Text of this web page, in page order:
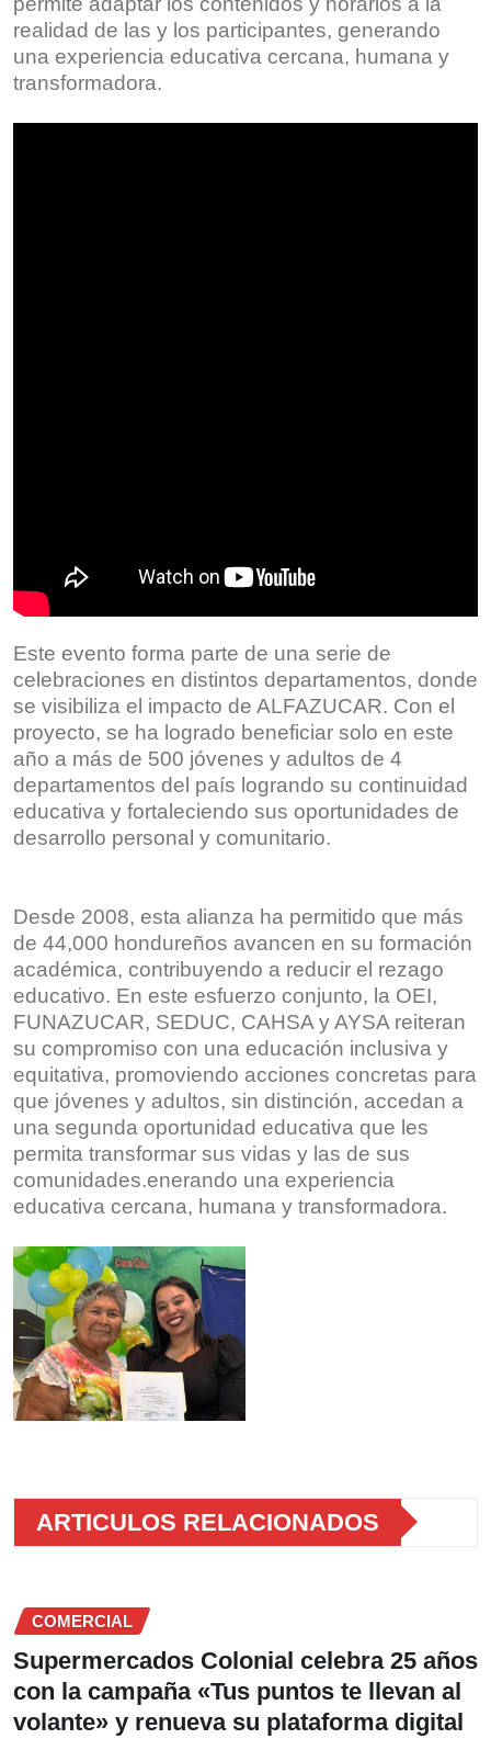
realidad de las y los participantes, generando
una experiencia educativa cercana, humana y
transformadora.
Este evento forma parte de una serie de
celebraciones en distintos departamentos, donde
se visibiliza el impacto de ALFAZUCAR. Con el
proyecto, se ha logrado beneficiar solo en este
año a más de 500 jóvenes y adultos de 4
departamentos del país logrando su continuidad
educativa y fortaleciendo sus oportunidades de
desarrollo personal y comunitario.
Desde 2008, esta alianza ha permitido que más
de 44,000 hondureños avancen en su formación
académica, contribuyendo a reducir el rezago
educativo. En este esfuerzo conjunto, la OEI,
FUNAZUCAR, SEDUC, CAHSA y AYSA reiteran
su compromiso con una educación inclusiva y
equitativa, promoviendo acciones concretas para
que jóvenes y adultos, sin distinción, accedan a
una segunda oportunidad educativa que les
permita transformar sus vidas y las de sus
comunidades.enerando una experiencia
educativa cercana, humana y transformadora.
ARTICULOS RELACIONADOS
COMERCIAL
Supermercados Colonial celebra 25 años
con la campaña «Tus puntos te llevan al
volante» y renueva su plataforma digital